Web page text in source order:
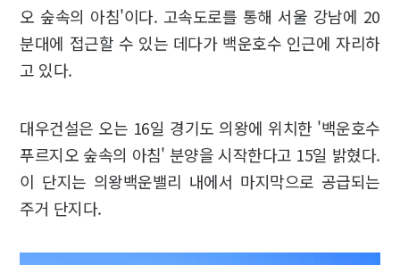
오 숲속의 아침'이다. 고속도로를 통해 서울 강남에 20
분대에 접근할 수 있는 데다가 백운호수 인근에 자리하
고 있다.
대우건설은 오는 16일 경기도 의왕에 위치한 '백운호수
푸르지오 숲속의 아침' 분양을 시작한다고 15일 밝혔다.
이 단지는 의왕백운밸리 내에서 마지막으로 공급되는
주거 단지다.